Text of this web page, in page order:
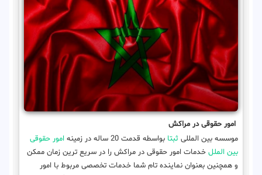
امور حقوقی در مراکش
موسسه بین المللی ثبتا بواسطه قدمت 20 ساله در زمینه
امور حقوقی
بین الملل خدمات امور حقوقی در مراکش را در سریع ترین زمان ممکن
و همچنین بعنوان نماینده تام شما خدمات تخصصی مربوط با امور